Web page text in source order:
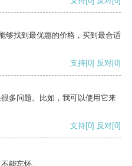
够找到最优惠的价格，买到最合适
支持[0] 反对[0]
多问题。比如，我可以使用它来
支持[0] 反对[0]
能忘怀。